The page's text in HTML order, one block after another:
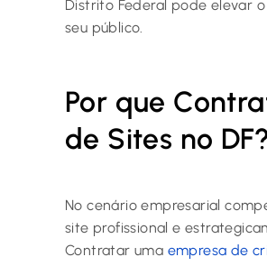
Distrito Federal pode elevar
seu público.
Por que
de Sites no
No cenário empresarial
site profissional e
Contratar uma empresa de